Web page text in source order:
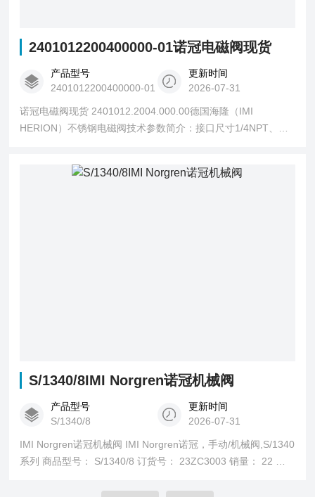
2401012200400000-01诺冠电磁阀现货
产品型号
2401012200400000-01
更新时间
2026-07-31
诺冠电磁阀现货 2401012.2004.000.00德国海隆（IMI
HERION）不锈钢电磁阀技术参数简介：接口尺寸1/4NPT、工
隆本安线圈2004（技术参数：接通电压范围22-28V、允许电流
S/1340/8IMI Norgren诺冠机械阀
产品型号
S/1340/8
更新时间
2026-07-31
IMI Norgren诺冠机械阀 IMI Norgren诺冠，手动/机械阀,S/1340
系列 商品型号： S/1340/8 订货号： 23ZC3003 销量： 22 销